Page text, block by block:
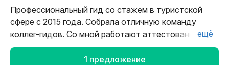
Профессиональный гид со стажем в туристской
сфере с 2015 года. Собрала отличную команду
коллег-гидов. Со мной работают аттестованные
специалисты, влюблённые в красоту и культуру
Адыгеи. Помогаем путешественникам открыть
ещё
1 предложение